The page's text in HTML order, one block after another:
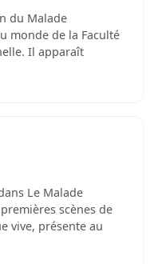
du Malade
monde de la Faculté
Il apparaît
Le Malade
scènes de
vive, présente au